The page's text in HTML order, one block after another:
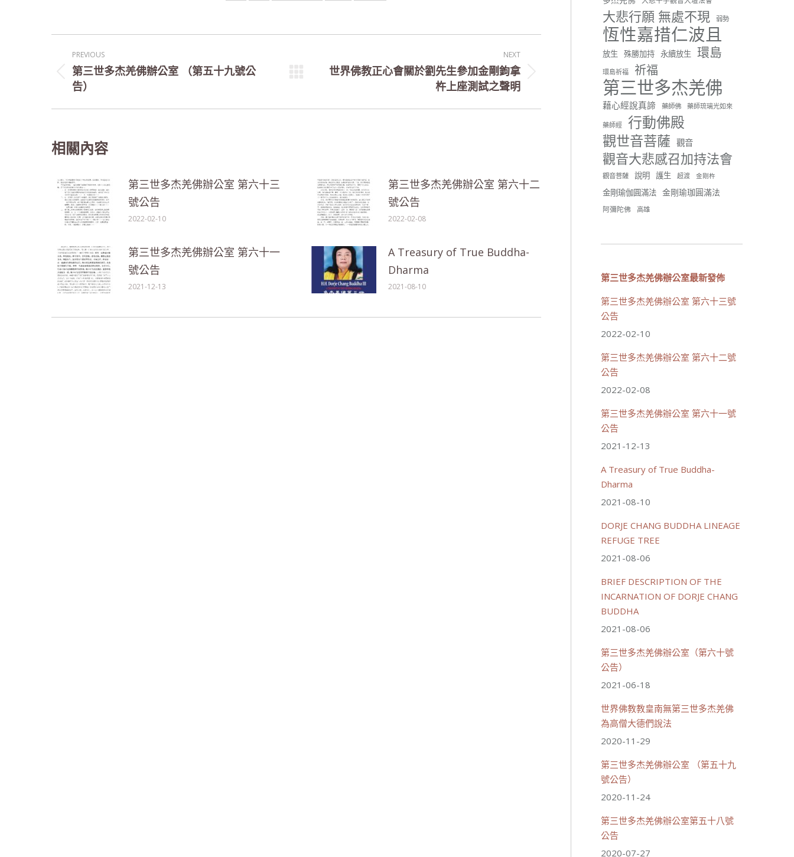
Post
navigation
PREVIOUS
Previous
第三世多杰羌佛辦公室 （第五十九號公
告）
NEXT
Next
世界佛教正心會關於劉先生參加金剛鉤拿
杵上座測試之聲明
相關內容
第三世多杰羌佛辦公室 第六十三
號公告
2022-02-10
第三世多杰羌佛辦公室 第六十二
號公告
2022-02-08
第三世多杰羌佛辦公室 第六十一
號公告
2021-12-13
A Treasury of True Buddha-
Dharma
2021-08-10
#花蓮榮家
91 42 則留言
分享
世界佛教正心會
June 21, 2026, 12:54 AM
週日（6/21）將於世界佛教正
心會金龜山三寶殿... 觀看更多
分享
載入更多
大悲行願 無處不現 弱勢
恆性嘉措仁波且
放生 殊勝加持 永續放生 環島
環島祈福 祈福
第三世多杰羌佛
藉心經說真諦 藥師佛 藥師琉璃光如來
藥師經 行動佛殿
觀世音菩薩 觀音
觀音大悲感召加持法會
觀音菩薩 說明 護生 超渡 金剛杵
金剛瑜伽圓滿法 金剛瑜珈圓滿法
阿彌陀佛 高雄
第三世多杰羌佛辦公室最新發佈
第三世多杰羌佛辦公室 第六十三號
公告
2022-02-10
第三世多杰羌佛辦公室 第六十二號
公告
2022-02-08
第三世多杰羌佛辦公室 第六十一號
公告
2021-12-13
A Treasury of True Buddha-
Dharma
2021-08-10
DORJE CHANG BUDDHA LINEAGE
REFUGE TREE
2021-08-06
BRIEF DESCRIPTION OF THE
INCARNATION OF DORJE CHANG
BUDDHA
2021-08-06
第三世多杰羌佛辦公室（第六十號
公告）
2021-06-18
世界佛教教皇南無第三世多杰羌佛
為高僧大德們說法
2020-11-29
第三世多杰羌佛辦公室 （第五十九
號公告）
2020-11-24
第三世多杰羌佛辦公室第五十八號
公告
2020-07-27